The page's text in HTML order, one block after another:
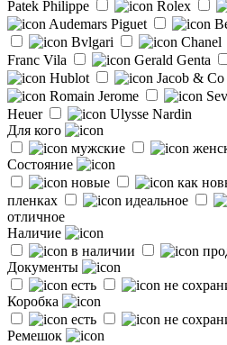
Patek Philippe
Rolex
Audemars Piguet
Bvlgari
Chanel
Franc Vila
Gerald Genta
Hublot
Jacob & Co
Romain Jerome
Heuer
Ulysse Nardin
Для кого
мужские
Состояние
новые
как
пленках
идеальное
отличное
Наличие
в наличии
Документы
есть
не
Коробка
есть
не
Ремешок